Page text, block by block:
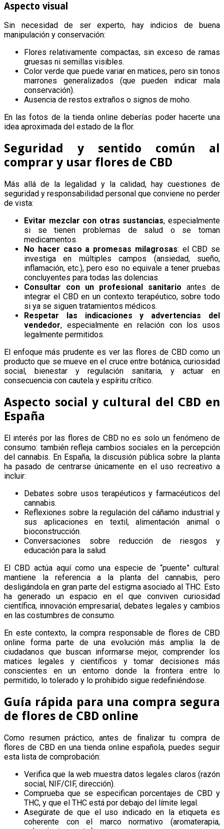
Aspecto visual
Sin necesidad de ser experto, hay indicios de buena
manipulación y conservación:
Flores relativamente compactas, sin exceso de ramas
gruesas ni semillas visibles.
Color verde que puede variar en matices, pero sin tonos
marrones generalizados (que pueden indicar mala
conservación).
Ausencia de restos extraños o signos de moho.
En las fotos de la tienda online deberías poder hacerte una
idea aproximada del estado de la flor.
Seguridad y sentido común al
comprar y usar flores de CBD
Más allá de la legalidad y la calidad, hay cuestiones de
seguridad y responsabilidad personal que conviene no perder
de vista:
Evitar mezclar con otras sustancias, especialmente
si se tienen problemas de salud o se toman
medicamentos.
No hacer caso a promesas milagrosas: el CBD se
investiga en múltiples campos (ansiedad, sueño,
inflamación, etc.), pero eso no equivale a tener pruebas
concluyentes para todas las dolencias.
Consultar con un profesional sanitario antes de
integrar el CBD en un contexto terapéutico, sobre todo
si ya se siguen tratamientos médicos.
Respetar las indicaciones y advertencias del
vendedor, especialmente en relación con los usos
legalmente permitidos.
El enfoque más prudente es ver las flores de CBD como un
producto que se mueve en el cruce entre botánica, curiosidad
social, bienestar y regulación sanitaria, y actuar en
consecuencia con cautela y espíritu crítico.
Aspecto social y cultural del CBD en
España
El interés por las flores de CBD no es solo un fenómeno de
consumo: también refleja cambios sociales en la percepción
del cannabis. En España, la discusión pública sobre la planta
ha pasado de centrarse únicamente en el uso recreativo a
incluir:
Debates sobre usos terapéuticos y farmacéuticos del
cannabis.
Reflexiones sobre la regulación del cáñamo industrial y
sus aplicaciones en textil, alimentación animal o
bioconstrucción.
Conversaciones sobre reducción de riesgos y
educación para la salud.
El CBD actúa aquí como una especie de “puente” cultural:
mantiene la referencia a la planta del cannabis, pero
desligándola en gran parte del estigma asociado al THC. Esto
ha generado un espacio en el que conviven curiosidad
científica, innovación empresarial, debates legales y cambios
en las costumbres de consumo.
En este contexto, la compra responsable de flores de CBD
online forma parte de una evolución más amplia: la de
ciudadanos que buscan informarse mejor, comprender los
matices legales y científicos y tomar decisiones más
conscientes en un entorno donde la frontera entre lo
permitido, lo tolerado y lo prohibido sigue redefiniéndose.
Guía rápida para una compra segura
de flores de CBD online
Como resumen práctico, antes de finalizar tu compra de
flores de CBD en una tienda online española, puedes seguir
esta lista de comprobación:
Verifica que la web muestra datos legales claros (razón
social, NIF/CIF, dirección).
Comprueba que se especifican porcentajes de CBD y
THC, y que el THC está por debajo del límite legal.
Asegúrate de que el uso indicado en la etiqueta es
coherente con el marco normativo (aromaterapia,